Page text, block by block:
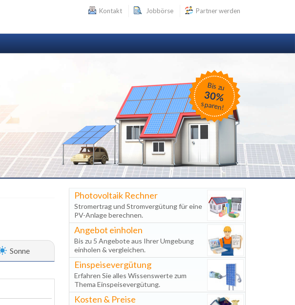
Kontakt Jobbörse Partner werden
Bis zu
30%
sparen!
Sonne
Photovoltaik Rechner
Stromertrag und Stromvergütung für eine
PV-Anlage berechnen.
Angebot einholen
Bis zu 5 Angebote aus Ihrer Umgebung
einholen & vergleichen.
Einspeisevergütung
Erfahren Sie alles Wissenswerte zum
Thema Einspeisevergütung.
Kosten & Preise